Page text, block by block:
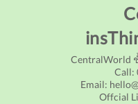
CentralWorld
Call:
Email:
Offcial